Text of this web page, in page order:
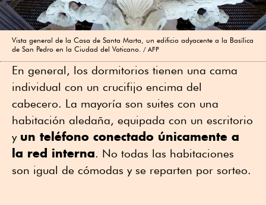
Vista general de la Casa de Santa Marta, un edificio adyacente a la Basílica
de San Pedro en la Ciudad del Vaticano.
AFP
En general, los dormitorios tienen una cama
individual con un crucifijo encima del
cabecero. La mayoría son suites con una
habitación aledaña, equipada con un escritorio
y un teléfono conectado únicamente a
la red interna. No todas las habitaciones
son igual de cómodas y se reparten por sorteo.